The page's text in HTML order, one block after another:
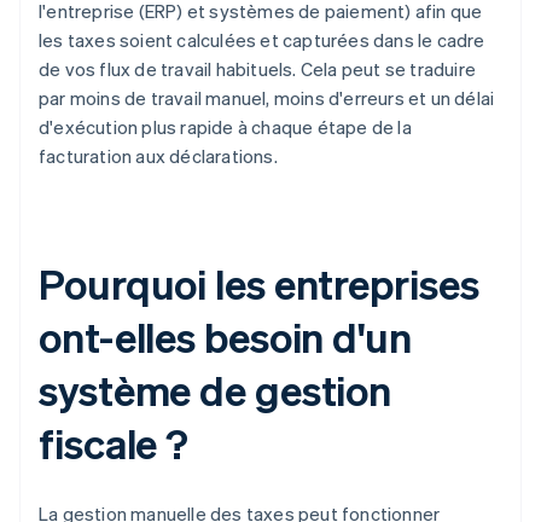
l'entreprise (ERP) et systèmes de paiement) afin que
les taxes soient calculées et capturées dans le cadre
de vos flux de travail habituels. Cela peut se traduire
par moins de travail manuel, moins d'erreurs et un délai
d'exécution plus rapide à chaque étape de la
facturation aux déclarations.
Pourquoi les entreprises
ont-elles besoin d'un
système de gestion
fiscale ?
La gestion manuelle des taxes peut fonctionner